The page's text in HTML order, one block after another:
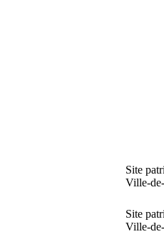
Site
Ville-
Site
Ville-